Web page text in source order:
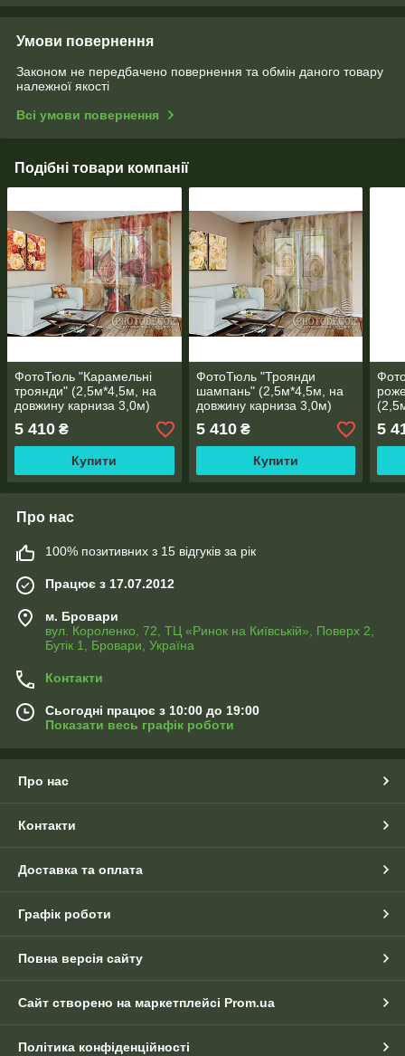
Умови повернення
Законом не передбачено повернення та обмін даного товару
належної якості
Всі умови повернення
Подібні товари компанії
ФотоТюль "Карамельні
троянди" (2,5м*4,5м, на
довжину карниза 3,0м)
5 410 ₴
Купити
ФотоТюль "Троянди
шампань" (2,5м*4,5м, на
довжину карниза 3,0м)
5 410₴
Купити
5
Про нас
100% позитивних з 15 відгуків за рік
Працює з 17.07.2012
м. Бровари
вул. Короленко, 72, ТЦ «Ринок на Київській», Поверх 2,
Бутік 1, Бровари, Україна
Контакти
Сьогодні працює з 10:00 до 19:00
Показати весь графік роботи
Про нас
Контакти
Доставка та оплата
Графік роботи
Повна версія сайту
Сайт створено на маркетплейсі Prom.ua
Політика конфіденційності